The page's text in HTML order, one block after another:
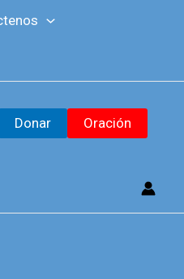
Donar Oración